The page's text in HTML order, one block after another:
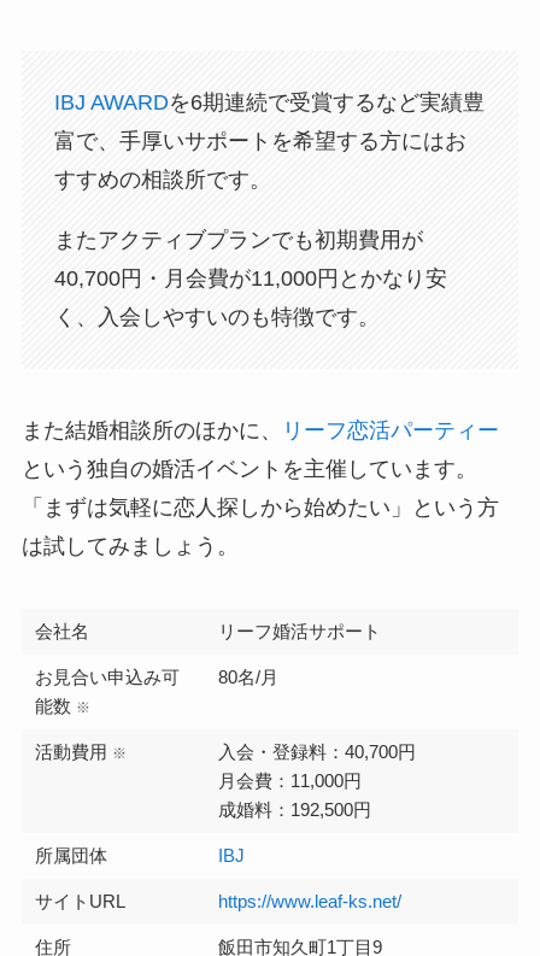
IBJ AWARDを6期連続で受賞するなど実績豊
富で、手厚いサポートを希望する方にはお
すすめの相談所です。
またアクティブプランでも初期費用が
40,700円・月会費が11,000円とかなり安
く、入会しやすいのも特徴です。
また結婚相談所のほかに、
リーフ恋活パーティー
という独自の婚活イベントを主催しています。
「まずは気軽に恋人探しから始めたい」という方
は試してみましょう。
会社名 リーフ婚活サポート
お見合い申込み可
能数 ※
80名/月
活動費用 ※
入会・登録料：40,700円
月会費：11,000円
成婚料：192,500円
所属団体 IBJ
サイトURL https://www.leaf-ks.net/
住所 飯田市知久町1丁目9